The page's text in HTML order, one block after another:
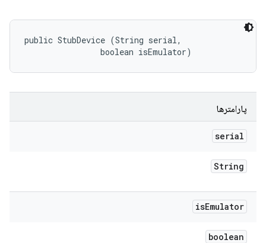
public StubDevice (String serial,
                boolean isEmulator)
پارامترها
serial
String
isEmulator
boolean